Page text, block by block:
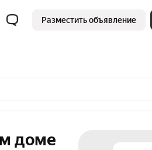
Разместить объявление
доме